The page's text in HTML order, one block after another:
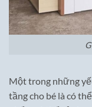
Một trong những
tầng cho bé là có